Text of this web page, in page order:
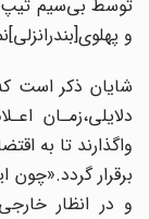
توسط بی‌سیم
و
شایان ذکر است که
دلایلی،زمـان
واگذارند تا به
برقرار
و در انظار